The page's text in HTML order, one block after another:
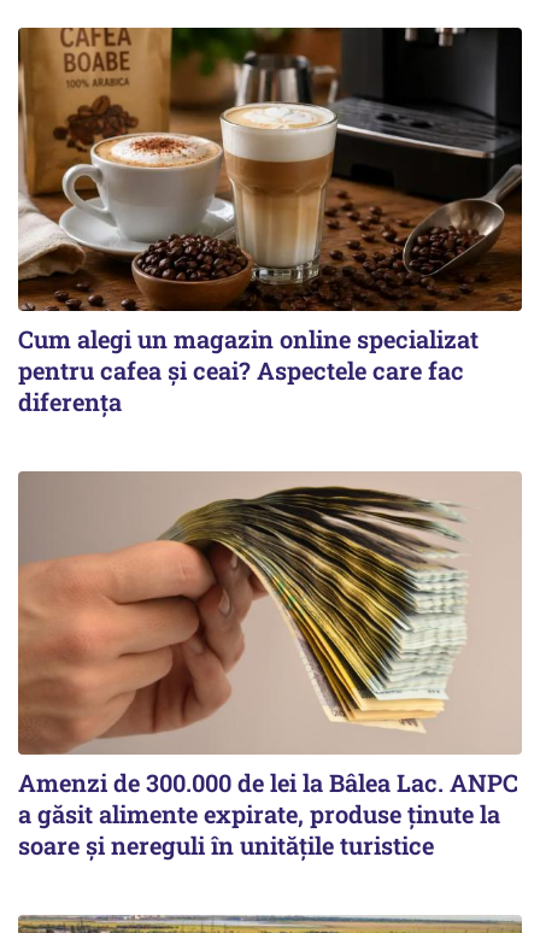
Cum alegi un magazin online specializat
pentru cafea și ceai? Aspectele care fac
diferența
Amenzi de 300.000 de lei la Bâlea Lac. ANPC
a găsit alimente expirate, produse ținute la
soare și nereguli în unitățile turistice